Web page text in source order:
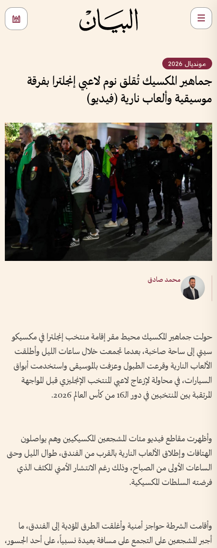
مونديال 2026
جماهير المكسيك تُقلق نوم لاعبي إنجلترا بفرقة
موسيقية وألعاب نارية (فيديو)
محمد صادق
حولت جماهير المكسيك محيط مقر إقامة منتخب إنجلترا في مكسيكو
سيتي إلى ساحة صاخبة، بعدما تجمعت خلال ساعات الليل وأطلقت
الألعاب النارية وقرعت الطبول وعزفت بالموسيقى واستخدمت أبواق
السيارات، في محاولة لإزعاج لاعبي المنتخب الإنجليزي قبل المواجهة
المرتقبة بين المنتخبين في دور الـ16 من كأس العالم 2026.
وأظهرت مقاطع فيديو مئات المشجعين المكسيكيين وهم يواصلون
الهتافات وإطلاق الألعاب النارية بالقرب من الفندق، طوال الليل وحتى
الساعات الأولى من الصباح، وذلك رغم الانتشار الأمني المكثف الذي
فرضته السلطات المكسيكية.
وأقامت الشرطة حواجز أمنية وأغلقت الطرق المؤدية إلى الفندق، ما
أجبر المشجعين على التجمع على مسافة بعيدة نسبياً، على أحد الجسور،